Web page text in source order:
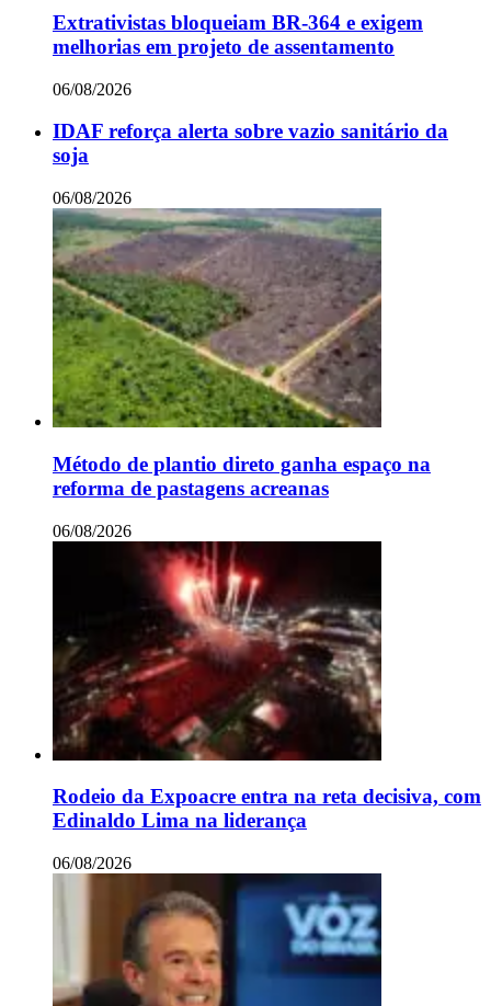
Extrativistas bloqueiam BR-364 e exigem
melhorias em projeto de assentamento
06/08/2026
IDAF reforça alerta sobre vazio sanitário da
soja
06/08/2026
Método de plantio direto ganha espaço na
reforma de pastagens acreanas
06/08/2026
Rodeio da Expoacre entra na reta decisiva, com
Edinaldo Lima na liderança
06/08/2026